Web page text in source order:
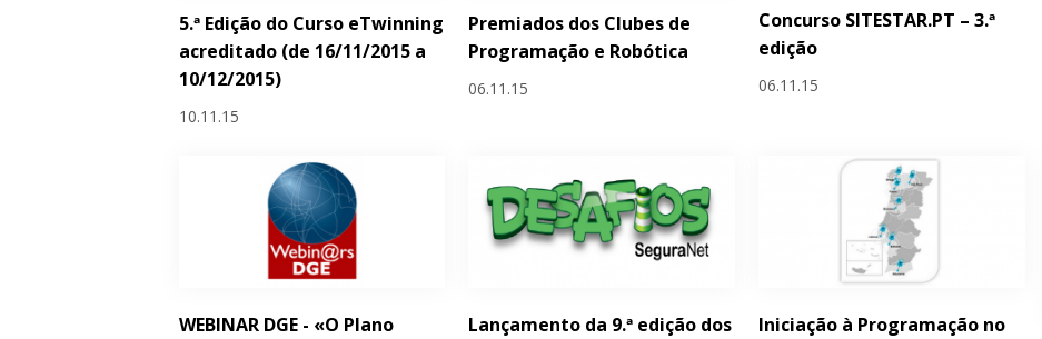
5.ª Edição do Curso eTwinning
acreditado (de 16/11/2015 a
10/12/2015)
10.11.15
Premiados dos Clubes de
Programação e Robótica
06.11.15
Concurso SITESTAR.PT – 3.ª
edição
06.11.15
WEBINAR DGE - «O Plano
Lançamento da 9.ª edição dos
Iniciação à Programação no